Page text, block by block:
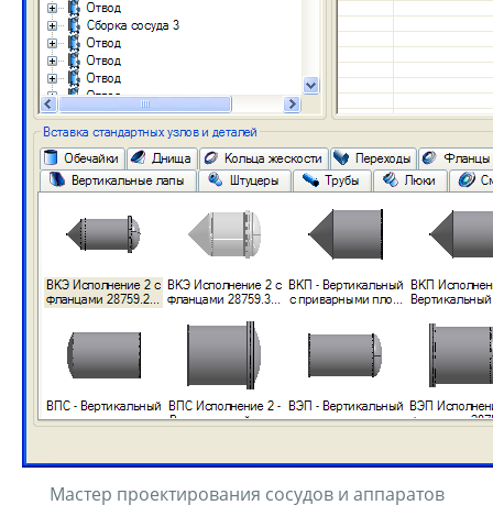
Мастер проектирования сосудов и аппаратов